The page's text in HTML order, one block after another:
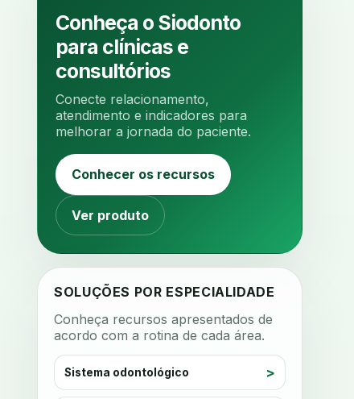
ambiente clinico ampliacao
analgesia analgesia digital
analise 3d
analise elementos finitos
analise facial analise funcional
analise mastigacao anamnese
anamnese estruturada
anamnese nutricional
anestesia computadorizada
ansiedade ansiedade infantil
ansiedade no consultorio
Conheça o Siodonto
para clínicas e
consultórios
Conecte relacionamento,
atendimento e indicadores para
melhorar a jornada do paciente.
Conhecer os recursos
Ver produto
SOLUÇÕES POR ESPECIALIDADE
Conheça recursos apresentados de
acordo com a rotina de cada área.
Sistema odontológico